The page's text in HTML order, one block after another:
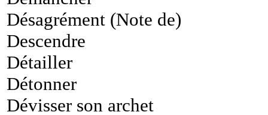
Désagrément (Note de)
Descendre
Détailler
Détonner
Dévisser son archet